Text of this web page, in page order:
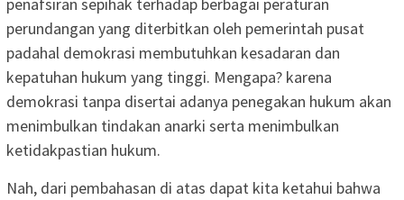
perundangan yang diterbitkan oleh pemerintah pusat
padahal demokrasi membutuhkan kesadaran dan
kepatuhan hukum yang tinggi. Mengapa? karena
demokrasi tanpa disertai adanya penegakan hukum akan
menimbulkan tindakan anarki serta menimbulkan
ketidakpastian hukum.
Nah, dari pembahasan di atas dapat kita ketahui bahwa